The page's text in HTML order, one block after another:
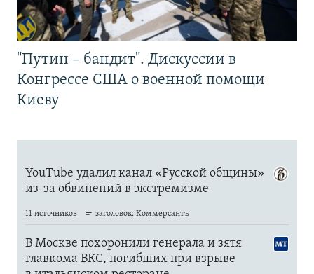
"Путин – бандит". Дискуссии в
Конгрессе США о военной помощи
Киеву